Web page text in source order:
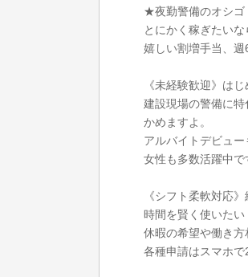
★夜勤警備のオシ
とにかく稼ぎたい
嬉しい割増手当、
《未経験歓迎》は
建設現場の警備に
かめますよ。
アルバイトデビュ
女性も多数活躍中で
《シフト柔軟対応
時間を賢く使いた
休暇の希望や働き
各種申請はスマホ